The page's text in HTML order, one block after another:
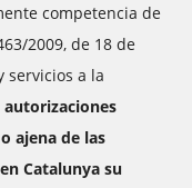
competencia de
2009, de 18 de
servicios a la
autorizaciones
ajena de las
Catalunya su